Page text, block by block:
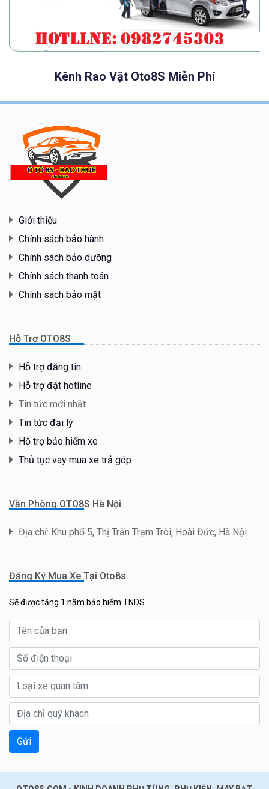
Kênh Rao Vặt Oto8S Miễn Phí
Giới thiệu
Chính sách bảo hành
Chính sách bảo dưỡng
Chính sách thanh toán
Chính sách bảo mật
Hỗ Trợ OTO8S
Hỗ trợ đăng tin
Hỗ trợ đặt hotline
Tin tức mới nhất
Tin tức đại lý
Hỗ trợ bảo hiểm xe
Thủ tục vay mua xe trả góp
Văn Phòng OTO8S Hà Nội
Địa chỉ: Khu phố 5, Thị Trấn Trạm Trôi, Hoài Đức, Hà Nội
Đăng Ký Mua Xe Tại Oto8s
Sẽ được tặng 1 năm bảo hiểm TNDS
Gửi